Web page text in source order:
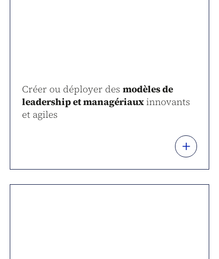
Créer ou déployer des modèles de
leadership et managériauxinnovants
et agiles
+